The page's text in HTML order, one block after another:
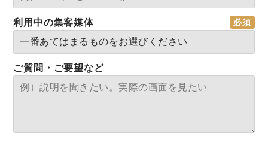
利用中の集客媒体
ご質問・ご要望など